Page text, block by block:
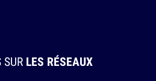
SUR LES RÉSEAUX